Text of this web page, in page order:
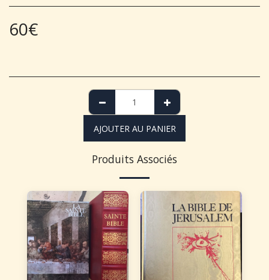
60€
AJOUTER AU PANIER
Produits Associés